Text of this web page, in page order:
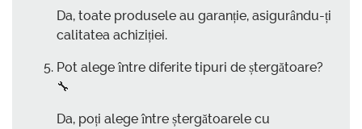
Da, toate produsele au garanție, asigurându-ți
calitatea achiziției.
Pot alege între diferite tipuri de ștergătoare?
🔧
Da, poți alege între ștergătoarele cu